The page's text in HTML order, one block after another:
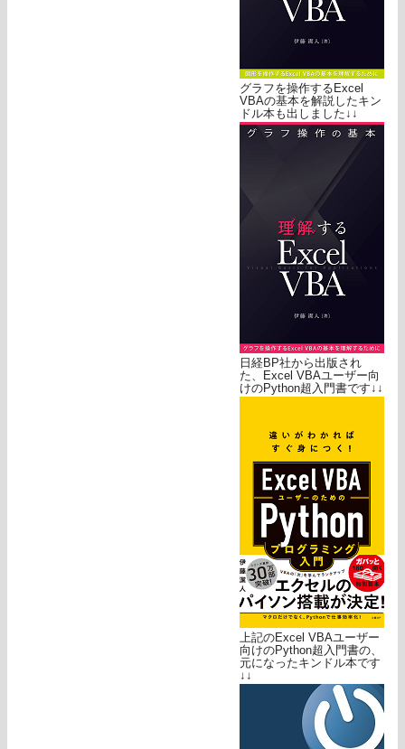
グラフを操作するExcel
VBAの基本を解説したキン
ドル本も出しました↓↓
日経BP社から出版され
た、Excel VBAユーザー向
けのPython超入門書です↓↓
上記のExcel VBAユーザー
向けのPython超入門書の、
元になったキンドル本です
↓↓